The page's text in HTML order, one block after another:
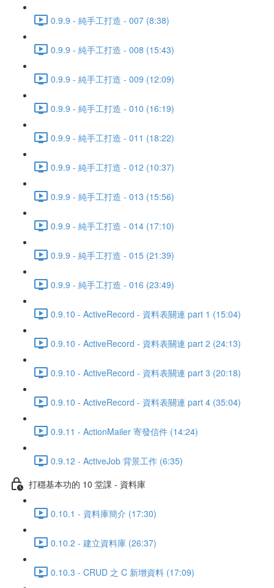
0.9.9 - 純手工打造 - 007 (8:38)
0.9.9 - 純手工打造 - 008 (15:43)
0.9.9 - 純手工打造 - 009 (12:09)
0.9.9 - 純手工打造 - 010 (16:19)
0.9.9 - 純手工打造 - 011 (18:22)
0.9.9 - 純手工打造 - 012 (10:37)
0.9.9 - 純手工打造 - 013 (15:56)
0.9.9 - 純手工打造 - 014 (17:10)
0.9.9 - 純手工打造 - 015 (21:39)
0.9.9 - 純手工打造 - 016 (23:49)
0.9.10 - ActiveRecord - 資料表關連 part 1 (15:04)
0.9.10 - ActiveRecord - 資料表關連 part 2 (24:13)
0.9.10 - ActiveRecord - 資料表關連 part 3 (20:18)
0.9.10 - ActiveRecord - 資料表關連 part 4 (35:04)
0.9.11 - ActionMailer 寄發信件 (14:24)
0.9.12 - ActiveJob 背景工作 (6:35)
打穩基本功的 10 堂課 - 資料庫
0.10.1 - 資料庫簡介 (17:30)
0.10.2 - 建立資料庫 (26:37)
0.10.3 - CRUD 之 C 新增資料 (17:09)